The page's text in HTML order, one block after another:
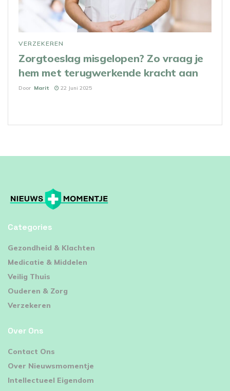
VERZEKEREN
Zorgtoeslag misgelopen? Zo vraag je
hem met terugwerkende kracht aan
Door Marit 22 Juni 2025
Categories
⁠Gezondheid & Klachten
Medicatie & Middelen
Veilig Thuis
Ouderen & Zorg
Verzekeren
Over Ons
Contact Ons
Over Nieuwsmomentje
Intellectueel Eigendom